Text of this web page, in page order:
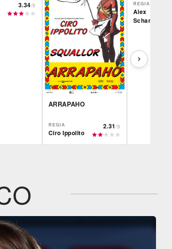
3.34/5
ARRAPAHO
REGIA
Ciro Ippolito
2.31 /5
REGIA
Alex
Scharfman